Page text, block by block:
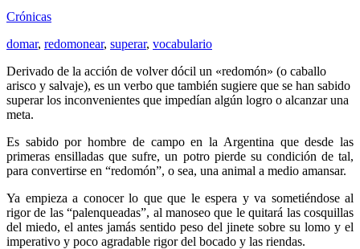
Crónicas
domar, redomonear, superar, vocabulario
Derivado de la acción de volver dócil un «redomón» (o caballo
arisco y salvaje), es un verbo que también sugiere que se han sabido
superar los inconvenientes que impedían algún logro o alcanzar una
meta.
Es sabido por hombre de campo en la Argentina que desde las
primeras ensilladas que sufre, un potro pierde su condición de tal,
para convertirse en “redomón”, o sea, una animal a medio amansar.
Ya empieza a conocer lo que que le espera y va sometiéndose al
rigor de las “palenqueadas”, al manoseo que le quitará las cosquillas
del miedo, el antes jamás sentido peso del jinete sobre su lomo y el
imperativo y poco agradable rigor del bocado y las riendas.